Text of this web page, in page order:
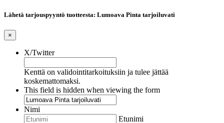
Lähetä tarjouspyyntö tuotteesta: Lumoava Pinta tarjoiluvati
×
X/Twitter
Kenttä on validointitarkoituksiin ja tulee jättää
koskemattomaksi.
This field is hidden when viewing the form
Nimi
Etunimi